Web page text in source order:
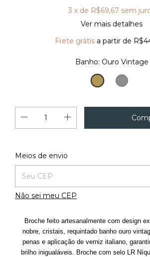
3 x de R$69,67 sem
Ver mais detalhes
Frete grátis a partir de
Banho: Ouro Vintage
Ouro
Vintage
Prata
Vintage
Entregas para o CEP:
Meios de envio
Não sei meu CEP
Broche feito artesanalmente com design
nobre, cristais, requintado banho ouro
penas e aplicação de verniz italiano,
brilho inigualáveis. Broche com selo LR